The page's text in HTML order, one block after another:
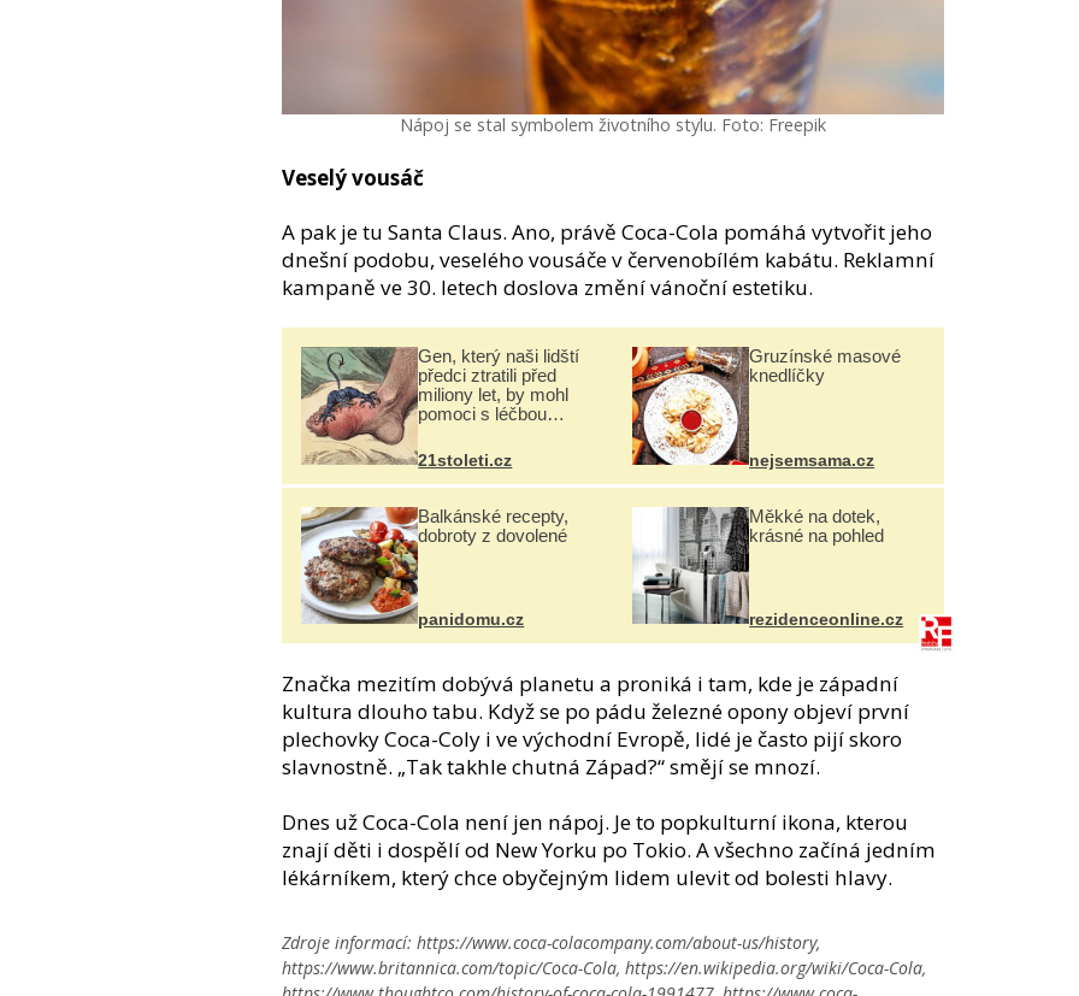
Nápoj se stal symbolem životního stylu. Foto: Freepik
Veselý vousáč
A pak je tu Santa Claus. Ano, právě Coca-Cola pomáhá vytvořit jeho
dnešní podobu, veselého vousáče v červenobílém kabátu. Reklamní
kampaně ve 30. letech doslova změní vánoční estetiku.
Gen, který naši lidští
předci ztratili před
miliony let, by mohl
pomoci s léčbou
21stoleti.cz
Gruzínské masové
knedlíčky
nejsemsama.cz
Balkánské recepty,
dobroty z dovolené
panidomu.cz
Měkké na dotek,
krásné na pohled
rezidenceonline.cz
Značka mezitím dobývá planetu a proniká i tam, kde je západní
kultura dlouho tabu. Když se po pádu železné opony objeví první
plechovky Coca-Coly i ve východní Evropě, lidé je často pijí skoro
slavnostně. „Tak takhle chutná Západ?“ smějí se mnozí.
Dnes už Coca-Cola není jen nápoj. Je to popkulturní ikona, kterou
znají děti i dospělí od New Yorku po Tokio. A všechno začíná jedním
lékárníkem, který chce obyčejným lidem ulevit od bolesti hlavy.
Zdroje informací: https://www.coca-colacompany.com/about-us/history,
https://www.britannica.com/topic/Coca-Cola, https://en.wikipedia.org/wiki/Coca-Cola,